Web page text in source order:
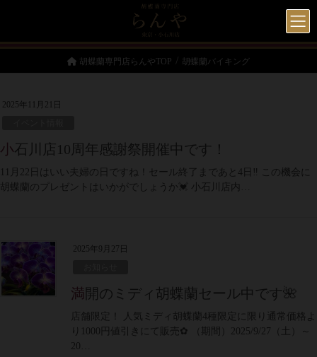
胡蝶蘭専門店らんやTOP 胡蝶蘭バイキング
2025年11月21日
小石川店10周年感謝祭開催中です！
11月22日はいい夫婦の日ですね！セール終了まであと4日‼ この機会に
胡蝶蘭のプレゼントはいかがでしょうか💓 小石川店内…
2025年9月27日
満開のミディ胡蝶蘭セール中です🌺
店舗限定！ 人気ミディ胡蝶蘭4種限定に限り通常価格よ
り1000円値引きにて販売✿ （期間）2025/9/27（土）～
20…